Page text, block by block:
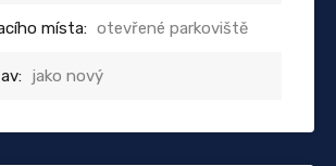
místa: otevřené parkoviště
jako nový